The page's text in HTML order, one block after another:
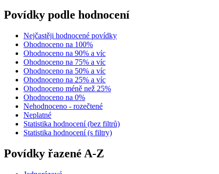
Povídky podle hodnocení
Nejčastěji hodnocené povídky
Ohodnoceno na 100%
Ohodnoceno na 90% a víc
Ohodnoceno na 75% a víc
Ohodnoceno na 50% a víc
Ohodnoceno na 25% a víc
Ohodnoceno méně než 25%
Ohodnoceno na 0%
Nehodnoceno - rozečtené
Neplatné
Statistika hodnocení (bez filtrů)
Statistika hodnocení (s filtry)
Povídky řazené A-Z